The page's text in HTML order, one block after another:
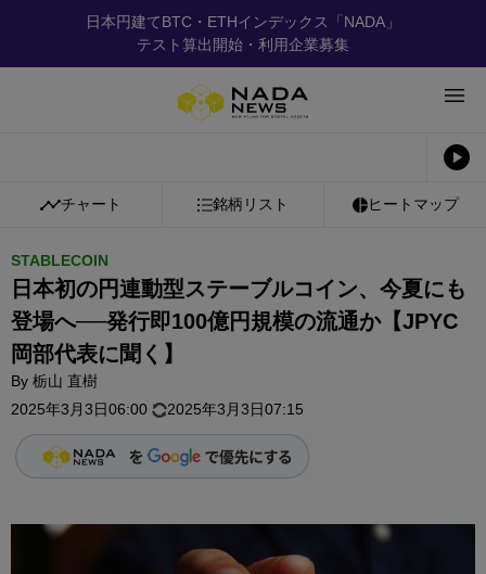
日本円建てBTC・ETHインデックス「NADA」
テスト算出開始・利用企業募集
チャート 銘柄リスト ヒートマップ
STABLECOIN
日本初の円連動型ステーブルコイン、今夏にも
登場へ──発行即100億円規模の流通か【JPYC
岡部代表に聞く】
By 栃山 直樹
2025年3月3日06:00
2025年3月3日07:15